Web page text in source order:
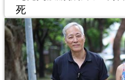
死